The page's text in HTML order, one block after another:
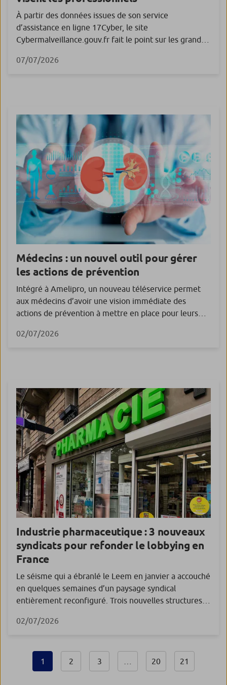
À partir des données issues de son service
d’assistance en ligne 17Cyber, le site
Cybermalveillance.gouv.fr fait le point sur les grandes
auprès des professionnels. Le service d’assistance en
de l’établissement du […]
07/07/2026
Médecins : un nouvel outil pour gérer
les actions de prévention
Intégré à Amelipro, un nouveau téléservice permet
aux médecins d’avoir une vision immédiate des
actions de prévention à mettre en place pour leurs
prévention ». Pour aider les médecins à prioriser leurs
02/07/2026
Industrie pharmaceutique : 3 nouveaux
syndicats pour refonder le lobbying en
France
Le séisme qui a ébranlé le Leem en janvier a accouché
en quelques semaines d’un paysage syndical
entièrement reconfiguré. Trois nouvelles structures
face aux pouvoirs publics. En janvier 2026, la rupture
G5 Santé – Sanofi, Guerbet, Servier, Ipsen, LFB, Pierre
Fabre et […]
02/07/2026
1 2 3 20 21